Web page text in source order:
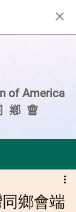
of America
鄉 會
鄉會端